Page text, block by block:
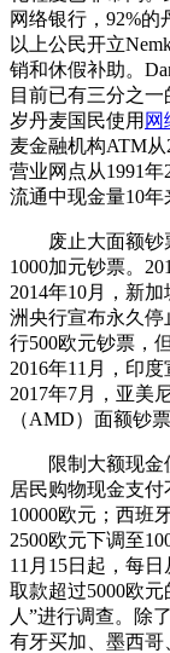
网络银行，92%的
以上公民开立
销和休假补助。
目前已有三分之一
岁丹麦国民使用 网
麦金融机构ATM从
营业网点从1991年
流通中现金量10年
废止大面额钞票
1000加元钞票。
2014年10月，新
洲央行宣布永久停
行500欧元钞票，
2016年11月，印
2017年7月，亚美
（AMD）面额钞票
限制大额现金使
居民购物现金支
10000欧元；西班
2500欧元下调至
11月15日起，每
取款超过5000欧
人”进行调查。除
有牙买加、墨西